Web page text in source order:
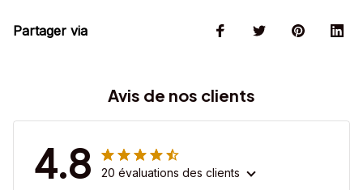
Partager via
Avis de nos clients
4.8 20 évaluations des clients